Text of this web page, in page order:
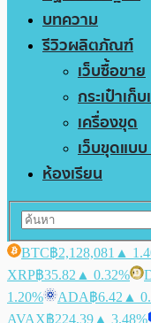
บทความ
รีวิวผลิตภัณฑ์
เว็บซื้อขาย
กระเป๋าเก็
เครื่องขุด
เว็บขุดแบ
ห้องเรียน
BTC฿2,128,081 ▲
XRP฿35.82 ▲ 0.32%
1.20%
ADA฿6.42 ▲
AVAX฿224.39 ▲ 3.48%